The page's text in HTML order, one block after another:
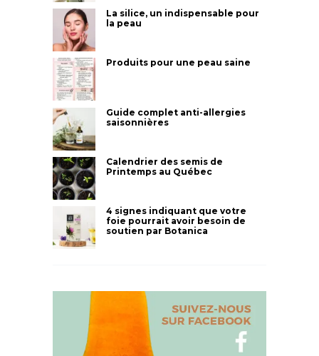
La silice, un indispensable pour
la peau
Produits pour une peau saine
Guide complet anti-allergies
saisonnières
Calendrier des semis de
Printemps au Québec
4 signes indiquant que votre
foie pourrait avoir besoin de
soutien par Botanica